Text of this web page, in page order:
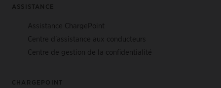
ASSISTANCE
Assistance ChargePoint
Centre d'assistance aux conducteurs
Centre de gestion de la confidentialité
CHARGEPOINT